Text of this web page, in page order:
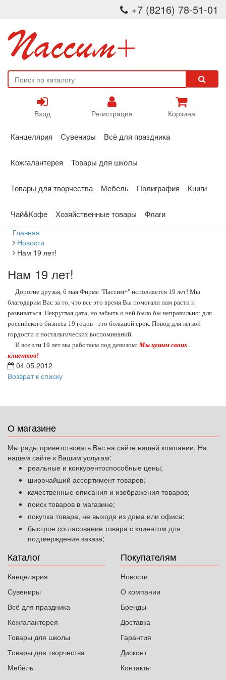
+7 (8216) 78-51-01
Вход Регистрация Корзина
Канцелярия Сувениры Всё для праздника
Кожгалантерея Товары для школы
Товары для творчества Мебель Полиграфия Книги
Чай&Кофе Хозяйственные товары Флаги
Главная
Новости
Нам 19 лет!
Нам 19 лет!
Дорогие друзья, 6 мая Фирме "Пассим+" исполняется 19 лет! Мы
благодарим Вас за то, что все это время Вы помогали нам расти и
развиваться. Некруглая дата, но забыть о ней было бы неправильно: для
российского бизнеса 19 годов - это большой срок. Повод для лёгкой
гордости и ностальгических воспоминаний.
И все эти 19 лет мы работаем под девизом: Мы ценим своих
клиентов!
04.05.2012
Возврат к списку
О магазине
Мы рады приветствовать Вас на сайте нашей компании. На
нашем сайте к Вашим услугам:
реальные и конкурентоспособные цены;
широчайший ассортимент товаров;
качественные описания и изображения товаров;
поиск товаров в магазине;
покупка товара, не выходя из дома или офиса;
быстрое согласование товара с клиентом для
подтверждения заказа;
Каталог
Канцелярия
Сувениры
Всё для праздника
Кожгалантерея
Товары для школы
Товары для творчества
Мебель
Покупателям
Новости
О компании
Бренды
Доставка
Гарантия
Дисконт
Контакты